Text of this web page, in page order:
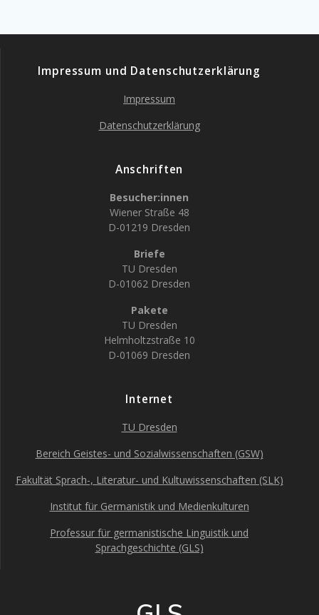
Impressum und Datenschutzerklärung
Impressum
Datenschutzerklärung
Anschriften
Besucher:innen
Wiener Straße 48
D-01219 Dresden
Briefe
TU Dresden
D-01062 Dresden
Pakete
TU Dresden
Helmholtzstraße 10
D-01069 Dresden
Internet
TU Dresden
Bereich Geistes- und Sozialwissenschaften (GSW)
Fakultät Sprach-, Literatur- und Kultuwissenschaften (SLK)
Institut für Germanistik und Medienkulturen
Professur für germanistische Linguistik und
Sprachgeschichte (GLS)